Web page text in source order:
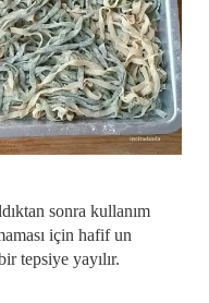
sonra kullanım
için hafif un
tepsiye yayılır.